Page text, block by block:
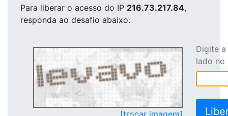
Para liberar o acesso do IP 216.73.217.84,
responda ao desafio abaixo.
[trocar imagem]
Digite
lado no